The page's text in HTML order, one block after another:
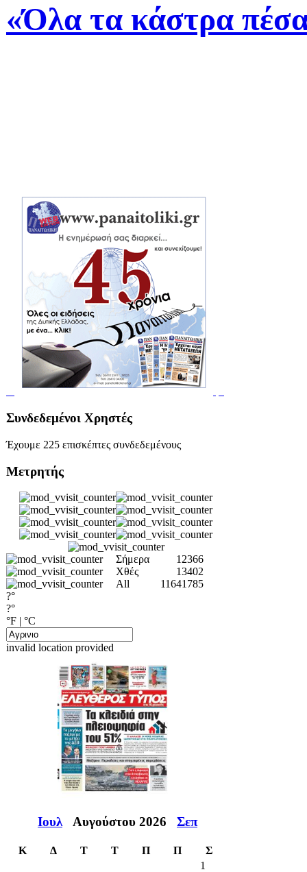
«Όλα τα κάστρα
Συνδεδεμένοι Χρηστές
Έχουμε 225 επισκέπτες συνδεδεμένους
Μετρητής
Σήμερα
12366
Χθές
13402
All
11641785
?°
?°
°F | °C
invalid location provided
Ιουλ Αυγούστου 2026 Σεπ
Κ Δ Τ Τ Π Π
Σ
1